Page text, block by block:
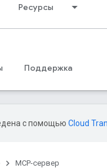
Ресурсы
Поддержка
с помощью Cloud
MCP-сервер